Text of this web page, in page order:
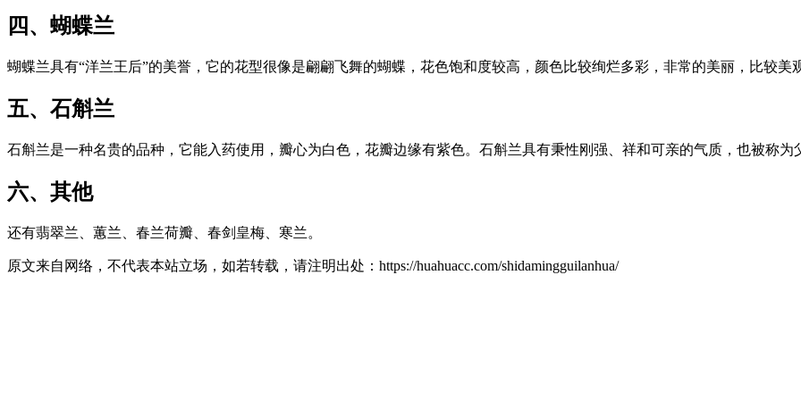
四、蝴蝶兰
蝴蝶兰具有“洋兰王后”的美誉，它的花型很像是翩翩飞舞的蝴蝶，花色饱和度较高，颜色比较绚烂多彩，非常的美丽，比较美
五、石斛兰
石斛兰是一种名贵的品种，它能入药使用，瓣心为白色，花瓣边缘有紫色。石斛兰具有秉性刚强、祥和可亲的气质，也被称为
六、其他
还有翡翠兰、蕙兰、春兰荷瓣、春剑皇梅、寒兰。
原文来自网络，不代表本站立场，如若转载，请注明出处：https://huahuacc.com/shidamingguilanhua/